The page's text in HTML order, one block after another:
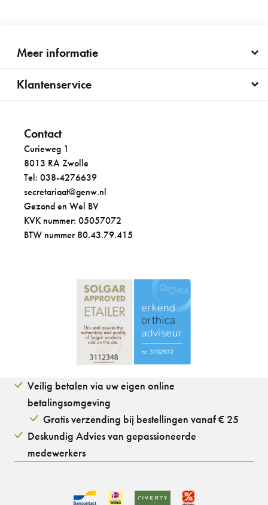
Meer informatie
Klantenservice
Contact
Curieweg 1
8013 RA Zwolle
Tel: 038-4276639
secretariaat@genw.nl
Gezond en Wel BV
KVK nummer: 05057072
BTW nummer 80.43.79.415
Veilig betalen via uw eigen online
betalingsomgeving
Gratis verzending bij bestellingen vanaf € 25
Deskundig Advies van gepassioneerde
medewerkers